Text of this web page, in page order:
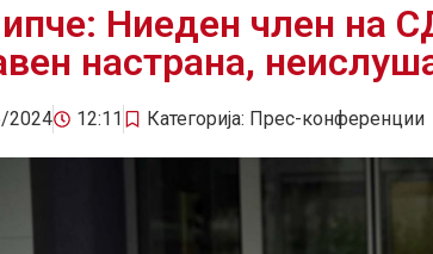
Ниеден член на
настрана,
2024 12:11 Категорија: Прес-конференции